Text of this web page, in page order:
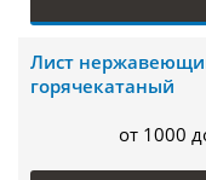
Лист
горячекатаный
от 1000